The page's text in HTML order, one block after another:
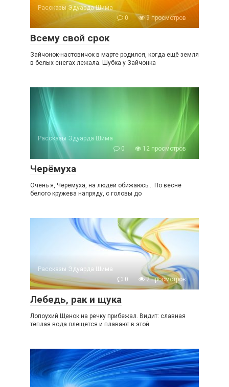
Рассказы Эдуарда Шима
0
9 просмотров
Всему свой срок
Зайчонок-настовичок в марте родился, когда ещё земля
в белых снегах лежала. Шубка у Зайчонка
Рассказы Эдуарда Шима
0
12 просмотров
Черёмуха
Очень я, Черёмуха, на людей обижаюсь… По весне
белого кружева напряду, с головы до
Рассказы Эдуарда Шима
0
2 просмотров
Лебедь, рак и щука
Лопоухий Щенок на речку прибежал. Видит: славная
тёплая вода плещется и плавают в этой